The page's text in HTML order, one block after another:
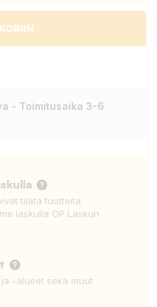
- Toimitusaika 3-6
tilata tuotteita
laskulla OP Laskun
-alueet sekä muut